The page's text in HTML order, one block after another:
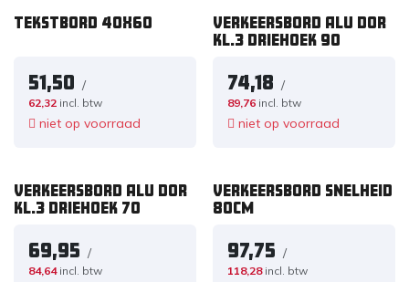
TEKSTBORD 40x60
51,50 /
62,32 incl. btw
niet op voorraad
VERKEERSBORD ALU DOR
KL.3 DRIEHOEK 90
74,18 /
89,76 incl. btw
niet op voorraad
VERKEERSBORD ALU DOR
KL.3 DRIEHOEK 70
69,95 /
84,64 incl. btw
VERKEERSBORD SNELHEID
80CM
97,75 /
118,28 incl. btw